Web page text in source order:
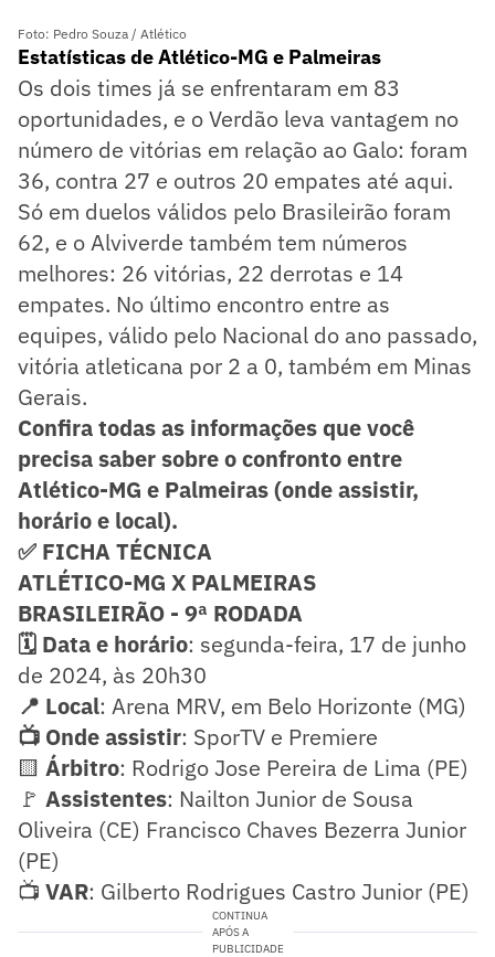
Foto: Pedro Souza / Atlético
Estatísticas de Atlético-MG e Palmeiras
Os dois times já se enfrentaram em 83
oportunidades, e o Verdão leva vantagem no
número de vitórias em relação ao Galo: foram
36, contra 27 e outros 20 empates até aqui.
Só em duelos válidos pelo Brasileirão foram
62, e o Alviverde também tem números
melhores: 26 vitórias, 22 derrotas e 14
empates. No último encontro entre as
equipes, válido pelo Nacional do ano passado,
vitória atleticana por 2 a 0, também em Minas
Gerais.
Confira todas as informações que você
precisa saber sobre o confronto entre
Atlético-MG e Palmeiras (onde assistir,
horário e local).
✅ FICHA TÉCNICA
ATLÉTICO-MG X PALMEIRAS
BRASILEIRÃO - 9ª RODADA
🗓️ Data e horário: segunda-feira, 17 de junho
de 2024, às 20h30
📍 Local: Arena MRV, em Belo Horizonte (MG)
📺 Onde assistir: SporTV e Premiere
🟨 Árbitro: Rodrigo Jose Pereira de Lima (PE)
🚩 Assistentes: Nailton Junior de Sousa
Oliveira (CE) Francisco Chaves Bezerra Junior
(PE)
📺 VAR: Gilberto Rodrigues Castro Junior (PE)
CONTINUA
APÓS A
PUBLICIDADE